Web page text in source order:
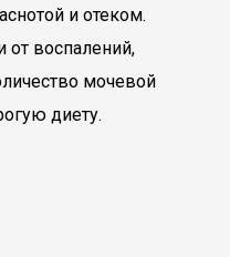
и отеком.
от воспалений,
мочевой
диету.